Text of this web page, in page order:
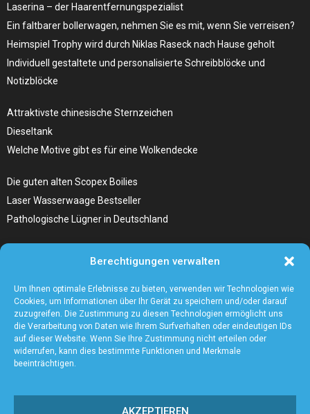
Berechtigungen verwalten
Um Ihnen optimale Erlebnisse zu bieten, verwenden wir Technologien wie
Cookies, um Informationen über Ihr Gerät zu speichern und/oder darauf
zuzugreifen. Die Zustimmung zu diesen Technologien ermöglicht uns
die Verarbeitung von Daten wie Ihrem Surfverhalten oder eindeutigen IDs
auf dieser Website. Wenn Sie Ihre Zustimmung nicht erteilen oder
widerrufen, kann dies bestimmte Funktionen und Merkmale
beeinträchtigen.
AKZEPTIEREN
Laserina – der Haarentfernungspezialist
Ein faltbarer bollerwagen, nehmen Sie es mit, wenn Sie verreisen?
Heimspiel Trophy wird durch Niklas Raseck nach Hause geholt
Individuell gestaltete und personalisierte Schreibblöcke und
Notizblöcke
Attraktivste chinesische Sternzeichen
Dieseltank
Welche Motive gibt es für eine Wolkendecke
Die guten alten Scopex Boilies
Laser Wasserwaage Bestseller
Pathologische Lügner in Deutschland
Die Kunst, Handbücher zu schreiben
Wieso ein Handstaubsauger unentbehrlich ist